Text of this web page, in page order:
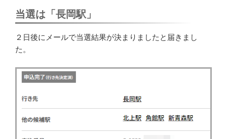
当選は「長岡駅」
２日後にメールで当選結果が決まりましたと届きまし
た。